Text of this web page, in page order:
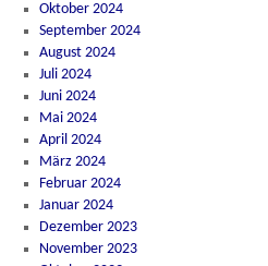
Oktober 2024
September 2024
August 2024
Juli 2024
Juni 2024
Mai 2024
April 2024
März 2024
Februar 2024
Januar 2024
Dezember 2023
November 2023